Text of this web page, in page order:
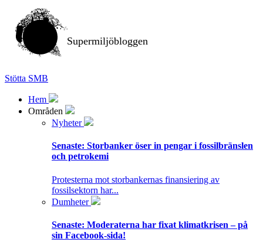
Supermiljöbloggen
Stötta SMB
Hem
Områden
Nyheter
Senaste: Storbanker öser in pengar i fossilbränslen
och petrokemi
Protesterna mot storbankernas finansiering av
fossilsektorn har...
Dumheter
Senaste: Moderaterna har fixat klimatkrisen – på
sin Facebook-sida!